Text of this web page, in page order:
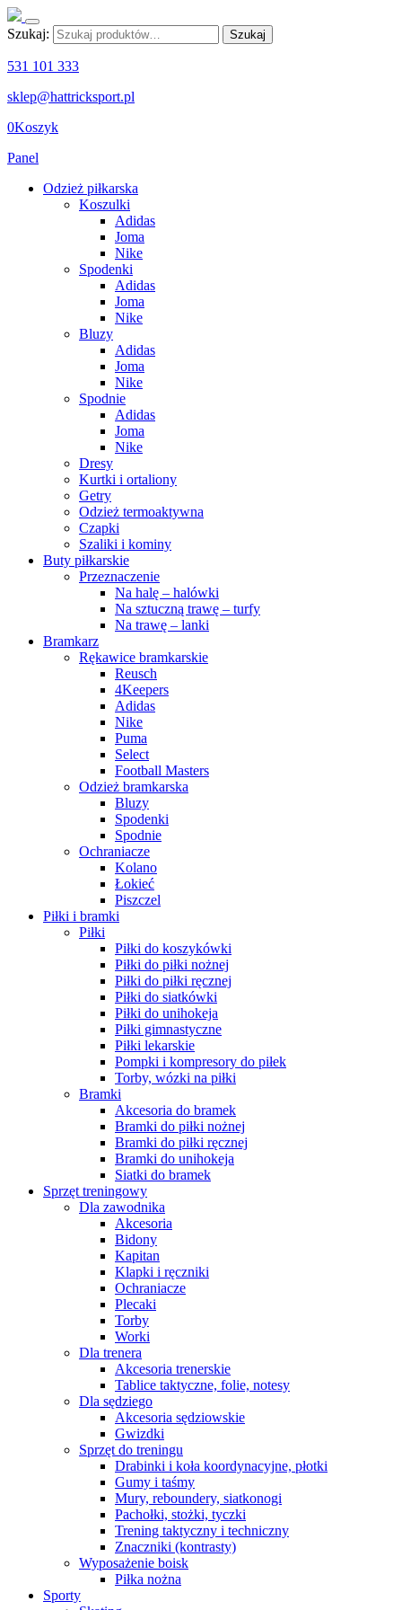
Szukaj: Szukaj
531 101 333
sklep@hattricksport.pl
0Koszyk
Panel
Odzież piłkarska
Koszulki
Adidas
Joma
Nike
Spodenki
Adidas
Joma
Nike
Bluzy
Adidas
Joma
Nike
Spodnie
Adidas
Joma
Nike
Dresy
Kurtki i ortaliony
Getry
Odzież termoaktywna
Czapki
Szaliki i kominy
Buty piłkarskie
Przeznaczenie
Na halę – halówki
Na sztuczną trawę – turfy
Na trawę – lanki
Bramkarz
Rękawice bramkarskie
Reusch
4Keepers
Adidas
Nike
Puma
Select
Football Masters
Odzież bramkarska
Bluzy
Spodenki
Spodnie
Ochraniacze
Kolano
Łokieć
Piszczel
Piłki i bramki
Piłki
Piłki do koszykówki
Piłki do piłki nożnej
Piłki do piłki ręcznej
Piłki do siatkówki
Piłki do unihokeja
Piłki gimnastyczne
Piłki lekarskie
Pompki i kompresory do piłek
Torby, wózki na piłki
Bramki
Akcesoria do bramek
Bramki do piłki nożnej
Bramki do piłki ręcznej
Bramki do unihokeja
Siatki do bramek
Sprzęt treningowy
Dla zawodnika
Akcesoria
Bidony
Kapitan
Klapki i ręczniki
Ochraniacze
Plecaki
Torby
Worki
Dla trenera
Akcesoria trenerskie
Tablice taktyczne, folie, notesy
Dla sędziego
Akcesoria sędziowskie
Gwizdki
Sprzęt do treningu
Drabinki i koła koordynacyjne, płotki
Gumy i taśmy
Mury, reboundery, siatkonogi
Pachołki, stożki, tyczki
Trening taktyczny i techniczny
Znaczniki (kontrasty)
Wyposażenie boisk
Piłka nożna
Sporty